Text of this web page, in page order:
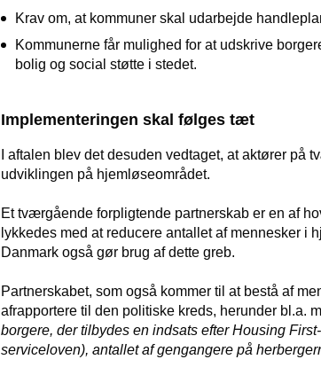
Krav om, at kommuner skal udarbejde
Kommunerne får mulighed for at udskrive
bolig og social støtte i stedet.
Implementeringen skal følges tæt
I aftalen blev det desuden vedtaget, at aktører på
udviklingen på hjemløseområdet.
Et tværgående forpligtende partnerskab er en af
lykkedes med at reducere antallet af mennesker i
Danmark også gør brug af dette greb.
Partnerskabet, som også kommer til at bestå af
afrapportere til den politiske kreds, herunder bl.a.
borgere, der tilbydes en indsats efter Housing
serviceloven), antallet af gengangere på